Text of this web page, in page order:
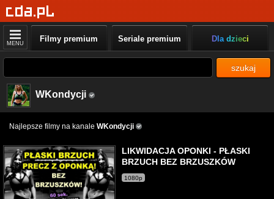
MENU Filmy premium Seriale premium Dla dzieci
szukaj
WKondycji
Najlepsze filmy na kanale WKondycji
LIKWIDACJA OPONKI - PŁASKI
BRZUCH BEZ BRZUSZKÓW
1080p